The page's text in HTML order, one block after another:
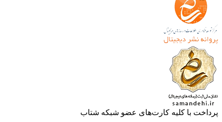
با کلیه کارت‌های عضو شبکه شتاب